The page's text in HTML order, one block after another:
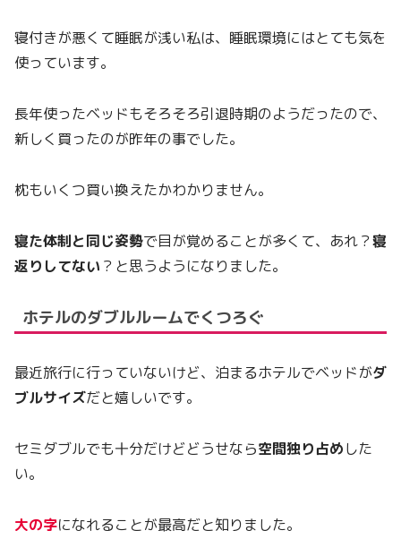
寝付きが悪くて睡眠が浅い私は、睡眠環境にはとても気を
使っています。
長年使ったベッドもそろそろ引退時期のようだったので、
新しく買ったのが昨年の事でした。
枕もいくつ買い換えたかわかりません。
寝た体制と同じ姿勢で目が覚めることが多くて、あれ？寝
返りしてない ？と思うようになりました。
ホテルのダブルルームでくつろぐ
最近旅行に行っていないけど、泊まるホテルでベッドがダ
ブルサイズだと嬉しいです。
セミダブルでも十分だけどどうせなら空間独り占めした
い。
大の字になれることが最高だと知りました。